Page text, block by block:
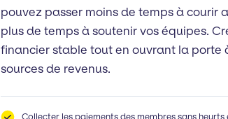
pouvez passer moins de temps à courir
plus de temps à soutenir vos équipes.
financier stable tout en ouvrant la porte
sources de revenus.
Collecter les paiements des membres sans